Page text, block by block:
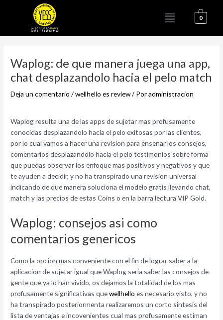
Menú 0
Waplog: de que manera juega una app,
chat desplazandolo hacia el pelo match
Deja un comentario /wellhello es review/ Poradministracion
Waplog resulta una de las apps de sujetar mas profusamente
conocidas desplazandolo hacia el pelo exitosas por las clientes,
por lo cual vamos a hacer una revision para ensenar los consejos,
comentarios desplazandolo hacia el pelo testimonios sobre forma
que puedas observar los enfoque mas positivos y negativos y que
te ayuden a decidir, y no ha transpirado una revision universal
indicando de que manera soluciona el modelo gratis llevando chat,
match y las precios de estas Coins o en la barra lectura VIP Gold.
Waplog: consejos asi­ como
comentarios genericos
Como la opcion mas conveniente con el fin de lograr saber a la
aplicacion de sujetar igual que Waplog seri­a saber las consejos de
gente que ya lo han vivido, os dejamos la totalidad de los mas
profusamente significativas quewellhello es necesario visto, y no
ha transpirado posteriormenta realizaremos un corto sintesis del
lista de ventajas e incovenientes cual mas profusamente estiman
entradas